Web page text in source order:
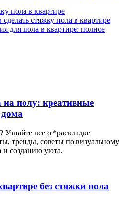
пола в квартире
стяжку пола в квартире
для пола в квартире: полное
полу: креативные
Узнайте все о *раскладке
тренды, советы по визуальному
и созданию уюта.
без стяжки пола